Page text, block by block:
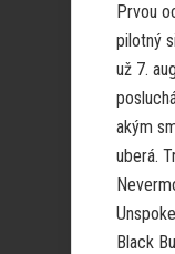
Prvou
pilotný
už 7.
akým
uberá.
Black